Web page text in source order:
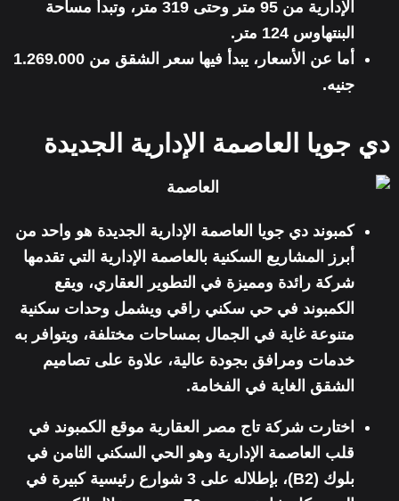
الإدارية من 95 متر وحتى 319 متر، وتبدأ مساحة
البنتهاوس 124 متر.
أما عن الأسعار، يبدأ فيها سعر الشقق من 1.269.000
جنيه.
دي جويا العاصمة الإدارية الجديدة
كمبوند دي جويا العاصمة الإدارية الجديدة هو واحد من
أبرز المشاريع السكنية بالعاصمة الإدارية التي تقدمها
شركة رائدة ومميزة في التطوير العقاري، ويقع
الكمبوند في حي سكني راقي ويشمل وحدات سكنية
متنوعة غاية في الجمال بمساحات مختلفة، ويتوافر به
خدمات ومرافق بجودة عالية، علاوة على تصاميم
الشقق الغاية في الفخامة.
اختارت شركة تاج مصر العقارية موقع الكمبوند في
قلب العاصمة الإدارية وهو الحي السكني الثامن في
بلوك (B2)، بإطلاله على 3 شوارع رئيسية كبيرة في